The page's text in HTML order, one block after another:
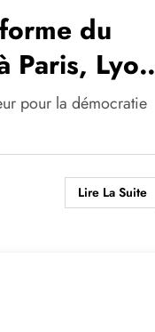
du
Paris, Lyon
pour la démocratie
Lire La Suite